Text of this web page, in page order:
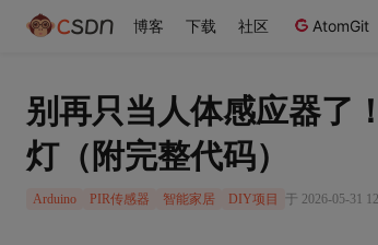
博客 下载 社区 AtomGit
别再只当人体感应器了
灯（附完整代码）
Arduino PIR传感器 智能家居 DIY项目 于 2026-05-31